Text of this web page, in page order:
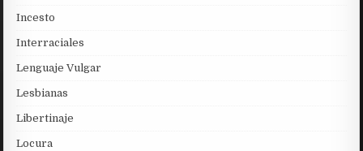
Incesto
Interraciales
Lenguaje Vulgar
Lesbianas
Libertinaje
Locura